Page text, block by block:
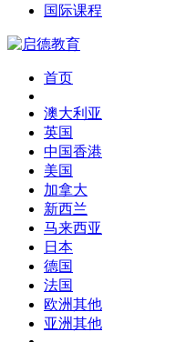
国际课程
首页
澳大利亚
英国
中国香港
美国
加拿大
新西兰
马来西亚
日本
德国
法国
欧洲其他
亚洲其他